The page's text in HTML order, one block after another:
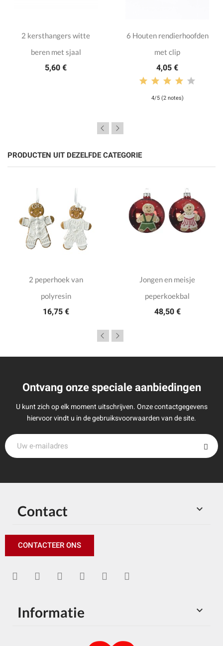
2 kersthangers witte
beren met sjaal
5,60 €
6 Houten rendierhoofden
met clip
4,05 €
4/5 (2 notes)
PRODUCTEN UIT DEZELFDE CATEGORIE
2 peperhoek van
polyresin
16,75 €
Jongen en meisje
peperkoekbal
48,50 €
Ontvang onze speciale aanbiedingen
U kunt zich op elk moment uitschrijven. Onze contactgegevens
hiervoor vindt u in de gebruiksvoorwaarden van de site.

Contact
CONTACTEER ONS

Informatie